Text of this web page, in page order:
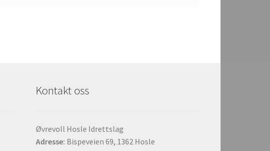
Kontakt oss
Øvrevoll Hosle Idrettslag
Adresse: Bispeveien 69, 1362 Hosle